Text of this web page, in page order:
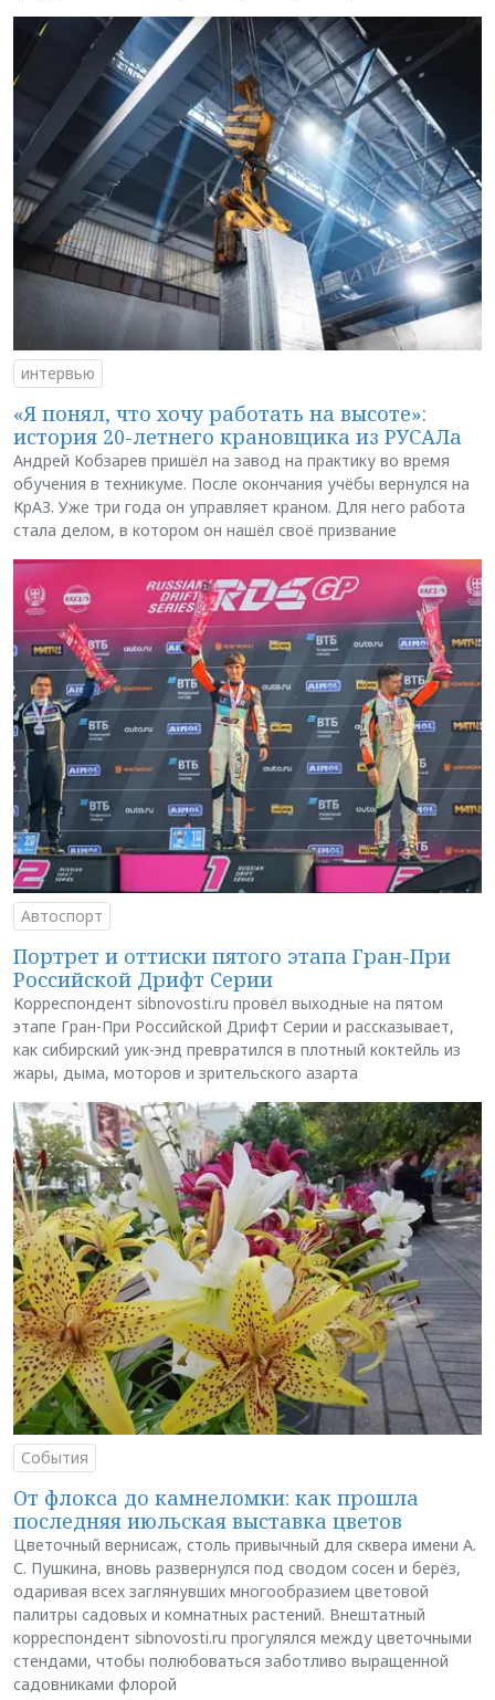
интервью
«Я понял, что хочу работать на высоте»:
история 20-летнего крановщика из РУСАЛа
Андрей Кобзарев пришёл на завод на практику во время
обучения в техникуме. После окончания учёбы вернулся на
КрАЗ. Уже три года он управляет краном. Для него работа
стала делом, в котором он нашёл своё призвание
Автоспорт
Портрет и оттиски пятого этапа Гран-При
Российской Дрифт Серии
Корреспондент sibnovosti.ru провёл выходные на пятом
этапе Гран-При Российской Дрифт Серии и рассказывает,
как сибирский уик-энд превратился в плотный коктейль из
жары, дыма, моторов и зрительского азарта
События
От флокса до камнеломки: как прошла
последняя июльская выставка цветов
Цветочный вернисаж, столь привычный для сквера имени А.
С. Пушкина, вновь развернулся под сводом сосен и берёз,
одаривая всех заглянувших многообразием цветовой
палитры садовых и комнатных растений. Внештатный
корреспондент sibnovosti.ru прогулялся между цветочными
стендами, чтобы полюбоваться заботливо выращенной
садовниками флорой